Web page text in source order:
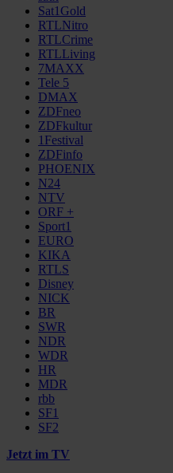
Sat1Gold
RTLNitro
RTLCrime
RTLLiving
7MAXX
Tele 5
DMAX
ZDFneo
ZDFkultur
1Festival
ZDFinfo
PHOENIX
N24
NTV
ORF +
Sport1
EURO
KIKA
RTLS
Disney
NICK
BR
SWR
NDR
WDR
HR
MDR
rbb
SF1
SF2
Jetzt im TV